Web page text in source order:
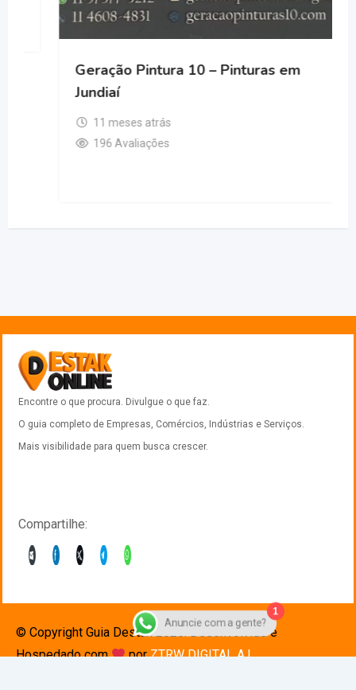
Geração Pintura 10 – Pinturas em
Jundiaí
11 meses atrás
196 Avaliações
Encontre o que procura. Divulgue o que faz.
O guia completo de Empresas, Comércios, Indústrias e Serviços.
Mais visibilidade para quem busca crescer.
Compartilhe:
© Copyright Guia Destak 2025. Desenvolvido e
Hospedado com
por ZTRW DIGITAL A.I
1
Anuncie com a gente?